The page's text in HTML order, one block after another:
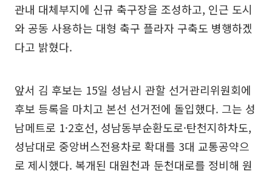
관내 대체부지에 신규 축구장을 조성하고, 인근 도시
와 공동 사용하는 대형 축구 플라자 구축도 병행하겠
다고 밝혔다.
앞서 김 후보는 15일 성남시 관할 선거관리위원회에
후보 등록을 마치고 본선 선거전에 돌입했다. 그는 성
남메트로 1·2호선, 성남동부순환도로·탄천지하차도,
성남대로 중앙버스전용차로 확대를 3대 교통공약으
로 제시했다. 복개된 대원천과 둔천대로를 정비해 원